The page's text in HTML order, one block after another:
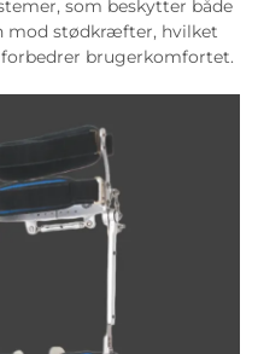
som beskytter både
mod stødkræfter, hvilket
brugerkomfortet.